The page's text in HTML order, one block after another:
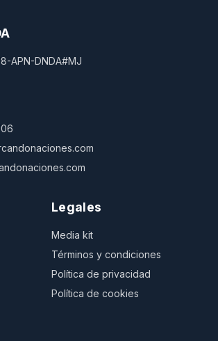
APN-DNDA#MJ
Legales
Media kit
Términos y condiciones
Política de privacidad
Política de cookies